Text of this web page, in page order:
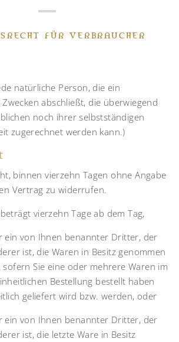
FÜR VERBRAUCHER
natürliche Person, die ein
abschließt, die überwiegend
noch ihrer selbstständigen
zugerechnet werden kann.)
binnen vierzehn Tagen ohne Angabe
Vertrag zu widerrufen.
vierzehn Tage ab dem Tag,
ein von Ihnen benannter Dritter, der
ist, die Waren in Besitz genommen
Sie eine oder mehrere Waren im
Bestellung bestellt haben
geliefert wird bzw. werden, oder
ein von Ihnen benannter Dritter, der
ist, die letzte Ware in Besitz